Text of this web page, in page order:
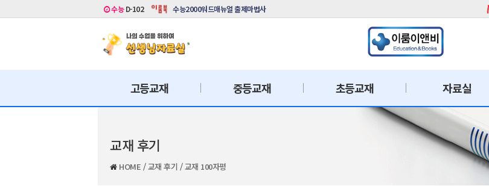
수능D-102 수능2000워드매뉴얼 출제마법사
고등교재 중등교재 초등교재 자료실
교재 후기
HOME /교재 후기 /교재 100자평